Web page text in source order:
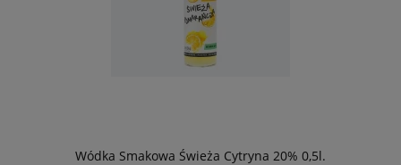
Wódka Smakowa Świeża Cytryna 20% 0,5l.